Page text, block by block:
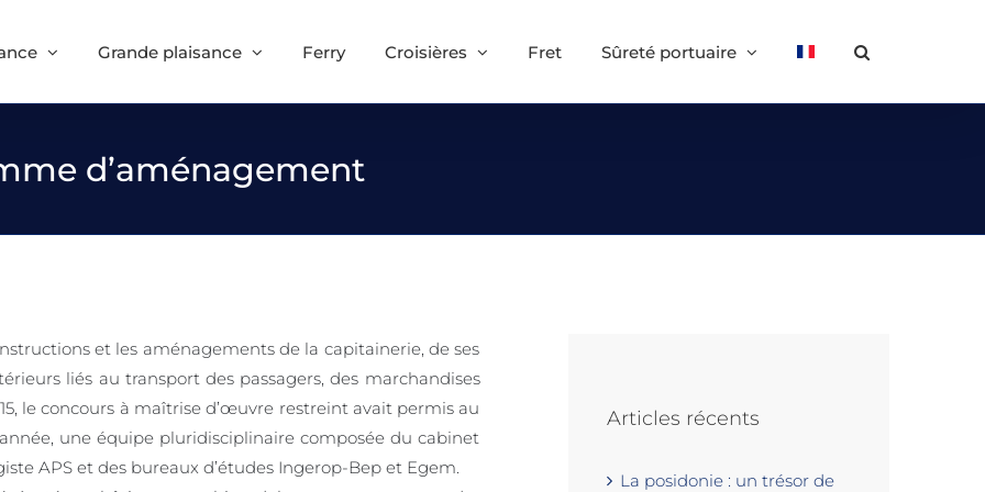
Grande plaisance Ferry Croisières Fret Sûreté portuaire
d’aménagement
et les aménagements de la capitainerie, de ses
liés au transport des passagers, des marchandises
le concours à maîtrise d’œuvre restreint avait permis au
une équipe pluridisciplinaire composée du cabinet
APS et des bureaux d’études Ingerop-Bep et Egem.
Articles récents
La posidonie : un trésor de